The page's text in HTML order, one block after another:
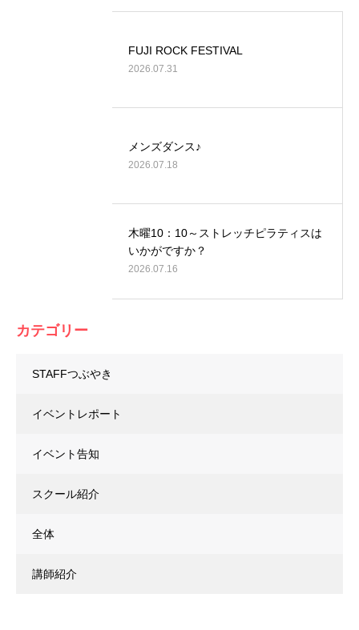
FUJI ROCK FESTIVAL
2026.07.31
メンズダンス♪
2026.07.18
木曜10：10～ストレッチピラティスは
いかがですか？
2026.07.16
カテゴリー
STAFFつぶやき
イベントレポート
イベント告知
スクール紹介
全体
講師紹介